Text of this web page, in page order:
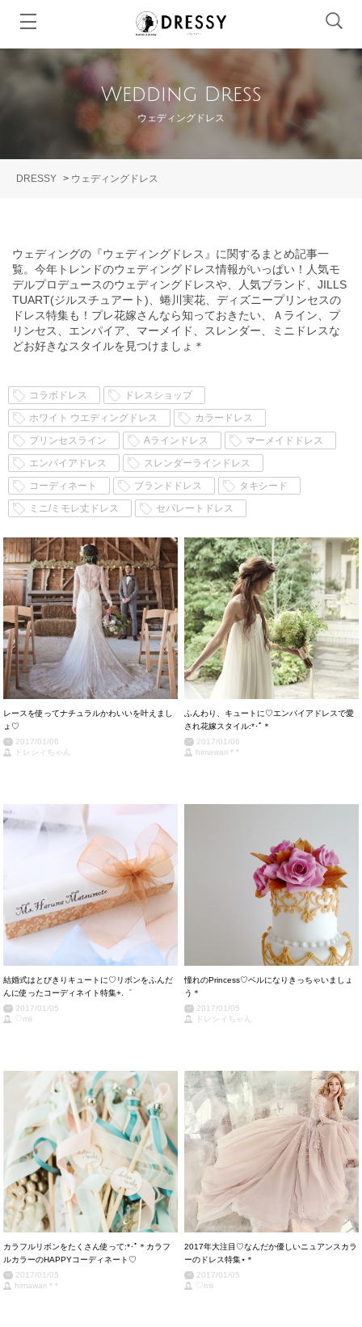
Wedding Dress
ウェディングドレス
DRESSY > ウェディングドレス
ウェディングの『ウェディングドレス』に関するまとめ記事一
覧。今年トレンドのウェディングドレス情報がいっぱい！人気モ
デルプロデュースのウェディングドレスや、人気ブランド、JILLS
TUART(ジルスチュアート)、蜷川実花、ディズニープリンセスの
ドレス特集も！プレ花嫁さんなら知っておきたい、Ａライン、プ
リンセス、エンパイア、マーメイド、スレンダー、ミニドレスな
どお好きなスタイルを見つけましょ＊
コラボドレス
ドレスショップ
ホワイト ウエディングドレス
カラードレス
プリンセスライン
Aラインドレス
マーメイドドレス
エンパイアドレス
スレンダーラインドレス
コーディネート
ブランドドレス
タキシード
ミニ/ミモレ丈ドレス
セパレートドレス
レースを使ってナチュラルかわいいを叶えまし
ょ♡
2017/01/06
ドレシィちゃん
ふんわり、キュートに♡エンパイアドレスで愛
され花嫁スタイル:*･ﾟ＊
2017/01/06
himawari＊*
結婚式はとびきりキュートに♡リボンをふんだ
んに使ったコーディネイト特集+.゜
2017/01/05
♡mii
憧れのPrincess♡ベルになりきっちゃいましょ
う＊
2017/01/05
ドレシィちゃん
カラフルリボンをたくさん使って:*･ﾟ＊カラフ
ルカラーのHAPPYコーディネート♡
2017/01/05
himawari＊*
2017年大注目♡なんだか優しいニュアンスカラ
ーのドレス特集⋆＊
2017/01/05
♡mii